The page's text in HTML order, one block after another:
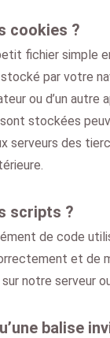
cookies ?
fichier simple
par votre
ou d’un autre
stockées
serveurs des
scripts ?
de code
et de
notre serveur
balise